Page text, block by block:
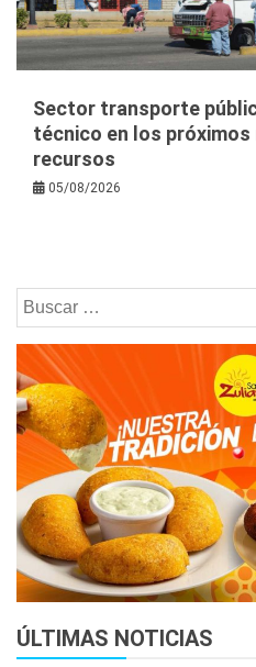
Sector transporte
técnico en los
recursos
05/08/2026
Buscar:
ÚLTIMAS NOTICIAS